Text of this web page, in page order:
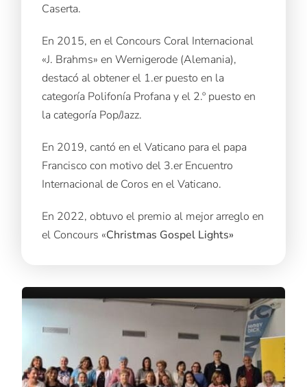
Caserta.
En 2015, en el Concours Coral Internacional
«J. Brahms» en Wernigerode (Alemania),
destacó al obtener el 1.er puesto en la
categoría Polifonía Profana y el 2.º puesto en
la categoría Pop/Jazz.
En 2019, cantó en el Vaticano para el papa
Francisco con motivo del 3.er Encuentro
Internacional de Coros en el Vaticano.
En 2022, obtuvo el premio al mejor arreglo en
el Concours «Christmas Gospel Lights»